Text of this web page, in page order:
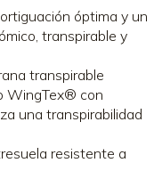
óptima y un
transpirable y
transpirable
WingTex® con
una transpirabilidad
resistente a